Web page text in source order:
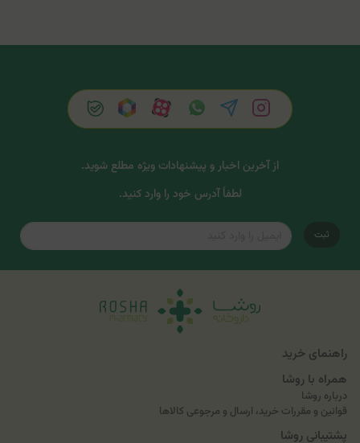
از آخرین اخبار و پیشنهادات ویژه مطلع شوید.
لطفاً آدرس خود را وارد کنید.
ثبت
راهنمای خرید
همراه با روشا
درباره روشا
قوانین و مقررات خرید، ارسال و مرجوعی کالاها
پشتیبانی روشا